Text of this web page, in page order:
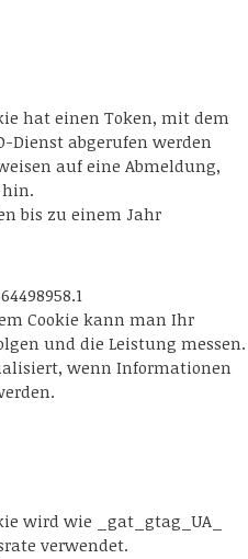
hat einen Token, mit dem
Dienst abgerufen werden
auf eine Abmeldung,
hin.
bis zu einem Jahr
Cookie kann man Ihr
und die Leistung messen.
wenn Informationen
wird wie _gat_gtag_UA_
verwendet.